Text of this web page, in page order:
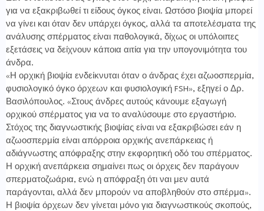
για να εξακριβωθεί τι είδους όγκος είναι. Ωστόσο βιοψία μπορεί
να γίνει και όταν δεν υπάρχει όγκος, αλλά τα αποτελέσματα της
ανάλυσης σπέρματος είναι παθολογικά, δίχως οι υπόλοιπες
εξετάσεις να δείχνουν κάποια αιτία για την υπογονιμότητα του
άνδρα.
«Η ορχική βιοψία ενδείκνυται όταν ο άνδρας έχει αζωοσπερμία,
φυσιολογικό όγκο όρχεων και φυσιολογική FSH», εξηγεί ο Δρ.
Βασιλόπουλος. «Στους άνδρες αυτούς κάνουμε εξαγωγή
ορχικού σπέρματος για να το αναλύσουμε στο εργαστήριο.
Στόχος της διαγνωστικής βιοψίας είναι να εξακριβώσει εάν η
αζωοσπερμία είναι απόρροια ορχικής ανεπάρκειας ή
αδιάγνωστης απόφραξης στην εκφορητική οδό του σπέρματος.
Η ορχική ανεπάρκεια σημαίνει πως οι όρχεις δεν παράγουν
σπερματοζωάρια, ενώ η απόφραξη ότι ναι μεν αυτά
παράγονται, αλλά δεν μπορούν να αποβληθούν στο σπέρμα».
Η βιοψία όρχεων δεν γίνεται μόνο για διαγνωστικούς σκοπούς,